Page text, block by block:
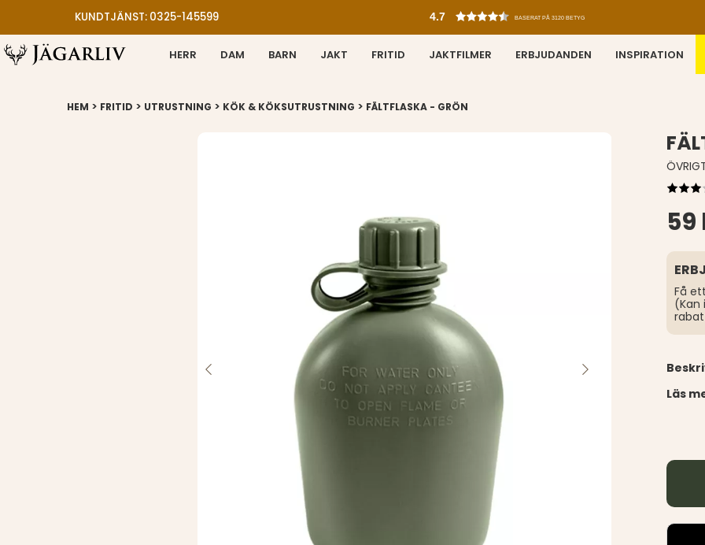
KUNDTJÄNST: 0325-145599 4.7 BASERAT PÅ 3120 BETYG
HERR DAM BARN JAKT FRITID JAKTFILMER ERBJUDANDEN INSPIRATION
HEM > FRITID > UTRUSTNING > KÖK & KÖKSUTRUSTNING > FÄLTFLASKA - GRÖN
59
Få
(Kan
Läs